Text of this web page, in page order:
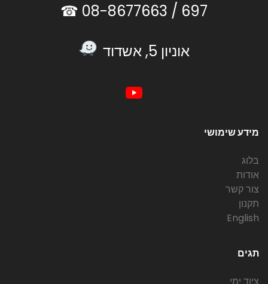
697 /
אוניון 5, אשדוד
מידע שימושי
בלוג
אודות
צור קשר
תקנון
English
תגים
ציוד ימי